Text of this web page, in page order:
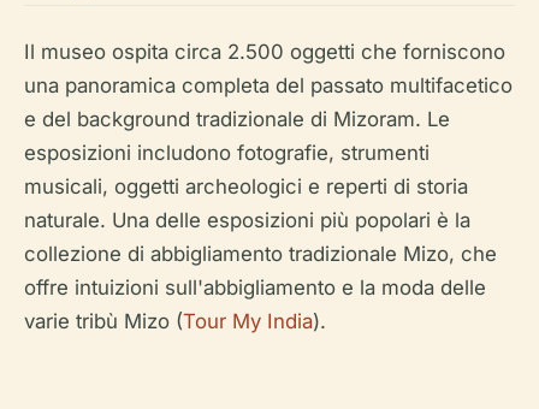
Il museo ospita circa 2.500 oggetti che forniscono
una panoramica completa del passato multifacetico
e del background tradizionale di Mizoram. Le
esposizioni includono fotografie, strumenti
musicali, oggetti archeologici e reperti di storia
naturale. Una delle esposizioni più popolari è la
collezione di abbigliamento tradizionale Mizo, che
offre intuizioni sull'abbigliamento e la moda delle
varie tribù Mizo (Tour My India).